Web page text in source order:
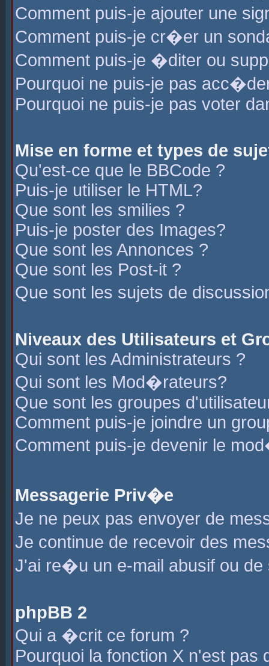
Comment puis-je ajouter une
Comment puis-je cr�er un
Comment puis-je �diter ou
Pourquoi ne puis-je pas
Pourquoi ne puis-je pas voter
Mise en forme et types de
Qu'est-ce que le BBCode ?
Puis-je utiliser le HTML?
Que sont les smilies ?
Puis-je poster des Images?
Que sont les Annonces ?
Que sont les Post-it ?
Que sont les sujets de
Niveaux des Utilisateurs et
Qui sont les Administrateurs ?
Qui sont les Mod�rateurs?
Que sont les groupes
Comment puis-je joindre un
Comment puis-je devenir le
Messagerie Priv�e
Je ne peux pas envoyer de
Je continue de recevoir des
J'ai re�u un e-mail abusif ou de
phpBB 2
Qui a �crit ce forum ?
Pourquoi la fonction X n'est pas